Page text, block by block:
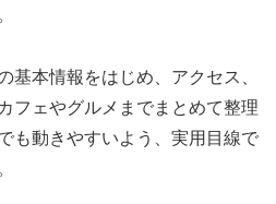
基本情報をはじめ、アクセス、
フェやグルメまでまとめて整理
も動きやすいよう、実用目線で